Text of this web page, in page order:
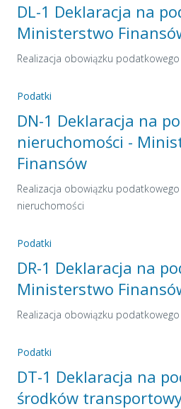
DL-1 Deklaracja na
Ministerstwo
Realizacja obowiązku
Podatki
DN-1 Deklaracja na
nieruchomości -
Finansów
Realizacja obowiązku
nieruchomości
Podatki
DR-1 Deklaracja na
Ministerstwo
Realizacja obowiązku
Podatki
DT-1 Deklaracja na
środków